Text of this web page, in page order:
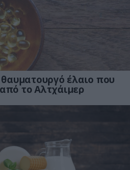
θαυματουργό έλαιο που
το Αλτχάιμερ